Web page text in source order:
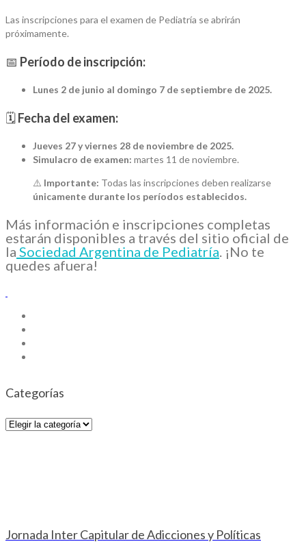
Las inscripciones para el examen de Pediatría se abrirán
próximamente.
📅 Período de inscripción:
Lunes 2 de junio al domingo 7 de septiembre de 2025.
🗓️Fecha del examen:
Jueves 27 y viernes 28 de noviembre de 2025.
Simulacro de examen: martes 11 de noviembre.
⚠️ Importante: Todas las inscripciones deben realizarse
únicamente durante los períodos establecidos.
Más información e inscripciones completas
estarán disponibles a través del sitio oficial de
la Sociedad Argentina de Pediatría. ¡No te
quedes afuera!
Categorías
Categorías
Jornada Inter Capitular de Adicciones y Políticas